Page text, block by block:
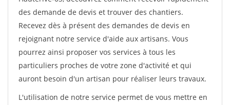
des demande de devis et trouver des chantiers.
Recevez dès à présent des demandes de devis en
rejoignant notre service d'aide aux artisans. Vous
pourrez ainsi proposer vos services à tous les
particuliers proches de votre zone d'activité et qui
auront besoin d'un artisan pour réaliser leurs travaux.
L'utilisation de notre service permet de vous mettre en